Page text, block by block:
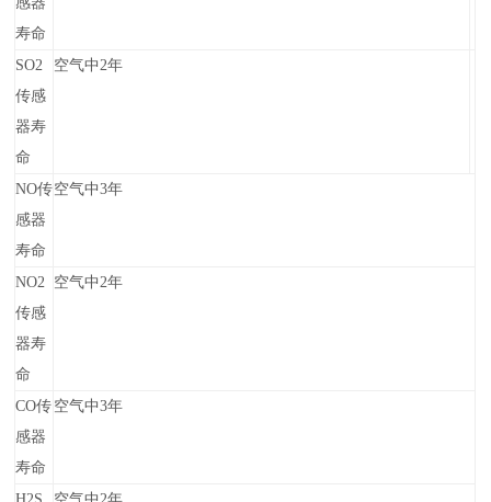
寿命
SO2
传感
器寿
命
空气中2年
NO传
感器
寿命
空气中3年
NO2
传感
器寿
命
空气中2年
CO传
感器
寿命
空气中3年